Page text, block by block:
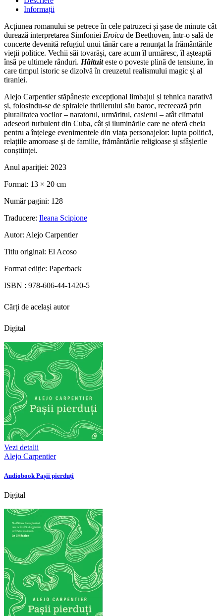
Informații
Acțiunea romanului se petrece în cele patruzeci și șase de minute cât
durează interpretarea Simfoniei Eroica de Beethoven, într-o sală de
concerte devenită refugiul unui tânăr care a renunțat la frământările
vieții politice. Vechii săi tovarăși, care acum îl urmăresc, îl așteaptă
însă pe ultimele rânduri. Hăituiteste o poveste plină de tensiune, în
care timpul istoric se dizolvă în creuzetul realismului magic și al
tiraniei.
Alejo Carpentier stăpânește excepțional limbajul și tehnica narativă
și, folosindu-se de spiralele thrillerului său baroc, recreează prin
pluralitatea vocilor – naratorul, urmăritul, casierul – atât climatul
adeseori turbulent din Cuba, cât și iluminările care ne oferă cheia
pentru a înțelege evenimentele din viața personajelor: lupta politică,
relațiile amoroase și de familie, frământările religioase și sfâșierile
conștiinței.
Anul apariției: 2023
Format: 13 × 20 cm
Număr pagini: 128
Traducere: Ileana Scipione
Autor: Alejo Carpentier
Titlu original: El Acoso
Format ediție: Paperback
ISBN : 978-606-44-1420-5
Cărți de același autor
Digital
Vezi detalii
Alejo Carpentier
Audiobook Pașii pierduți
Digital